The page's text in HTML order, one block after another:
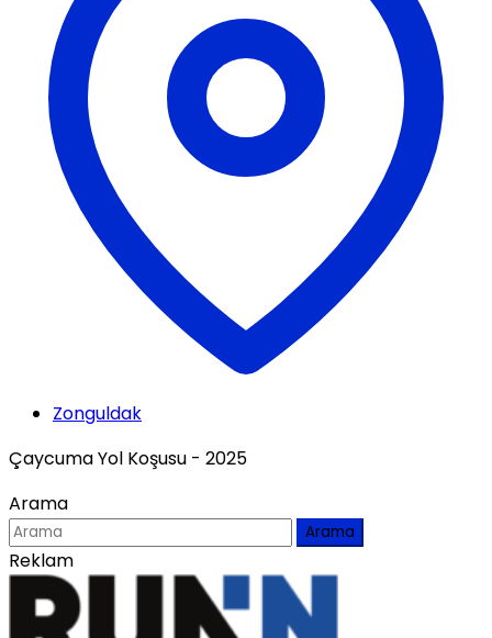
Zonguldak
Çaycuma Yol Koşusu - 2025
Arama
Arama
Reklam